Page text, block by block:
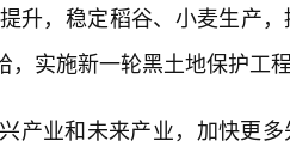
升，稳定稻谷、小麦生产
实施新一轮黑土地保护工程
产业和未来产业，加快更